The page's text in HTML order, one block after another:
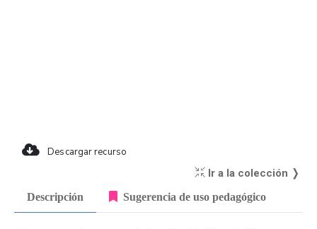
Descargar recurso
Ir a la colección ❭
Descripción Sugerencia de uso pedagógico